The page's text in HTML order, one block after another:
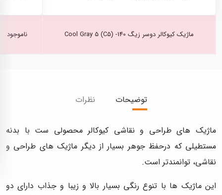
ماژیک کیوکالر دوسر زیگ Cool Gray 5 (C5) -140 ناموجود
توضیحات نظرات
ماژیک های طراحی و نقاشی کیوکالر محصولی ست با بدنه
مستطیلی که درحفظ جوهر بسیار از دیگر ماژیک های طراحی و
نقاشی، توانمندتر است.
این ماژیک ها با تنوع رنگی بسیار بالا و زیبا و جذاب دارای دو